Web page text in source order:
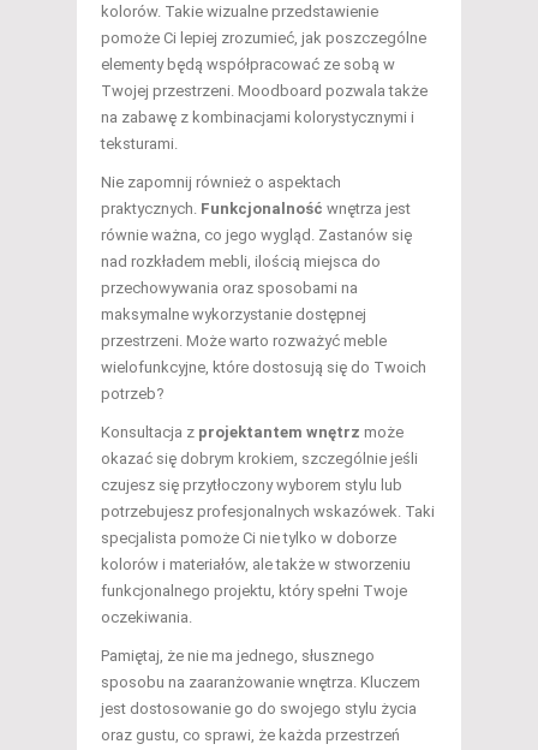
kolorów. Takie wizualne przedstawienie
pomoże Ci lepiej zrozumieć, jak poszczególne
elementy będą współpracować ze sobą w
Twojej przestrzeni. Moodboard pozwala także
na zabawę z kombinacjami kolorystycznymi i
teksturami.
Nie zapomnij również o aspektach
praktycznych. Funkcjonalność wnętrza jest
równie ważna, co jego wygląd. Zastanów się
nad rozkładem mebli, ilością miejsca do
przechowywania oraz sposobami na
maksymalne wykorzystanie dostępnej
przestrzeni. Może warto rozważyć meble
wielofunkcyjne, które dostosują się do Twoich
potrzeb?
Konsultacja z projektantem wnętrz może
okazać się dobrym krokiem, szczególnie jeśli
czujesz się przytłoczony wyborem stylu lub
potrzebujesz profesjonalnych wskazówek. Taki
specjalista pomoże Ci nie tylko w doborze
kolorów i materiałów, ale także w stworzeniu
funkcjonalnego projektu, który spełni Twoje
oczekiwania.
Pamiętaj, że nie ma jednego, słusznego
sposobu na zaaranżowanie wnętrza. Kluczem
jest dostosowanie go do swojego stylu życia
oraz gustu, co sprawi, że każda przestrzeń